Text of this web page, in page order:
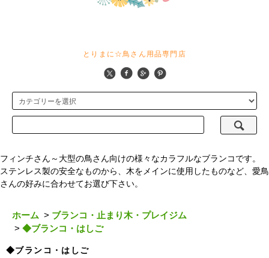
とりまに☆鳥さん用品専門店
フィンチさん～大型の鳥さん向けの様々なカラフルなブランコです。
ステンレス製の安全なものから、木をメインに使用したものなど、愛鳥
さんの好みに合わせてお選び下さい。
ホーム > ブランコ・止まり木・プレイジム
> ◆ブランコ・はしご
◆ブランコ・はしご